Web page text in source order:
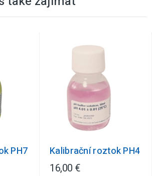
PH7 Kalibrační roztok PH4
16,00 €